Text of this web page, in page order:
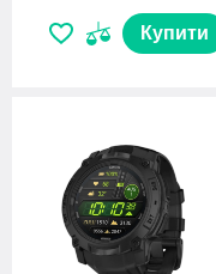
Купити